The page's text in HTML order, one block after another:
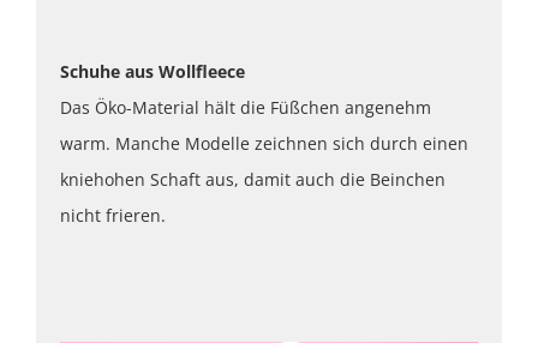
Schuhe aus Wollfleece
Das Öko-Material hält die Füßchen angenehm
warm. Manche Modelle zeichnen sich durch einen
kniehohen Schaft aus, damit auch die Beinchen
nicht frieren.